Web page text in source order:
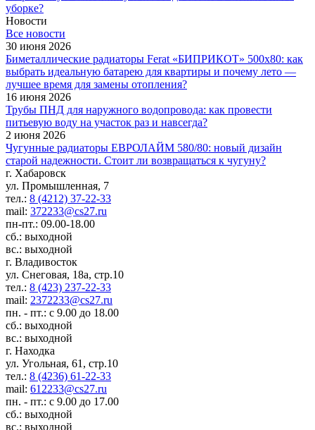
уборке?
Новости
Все новости
30 июня 2026
Биметаллические радиаторы Ferat «БИПРИКОТ» 500x80: как
выбрать идеальную батарею для квартиры и почему лето —
лучшее время для замены отопления?
16 июня 2026
Трубы ПНД для наружного водопровода: как провести
питьевую воду на участок раз и навсегда?
2 июня 2026
Чугунные радиаторы ЕВРОЛАЙМ 580/80: новый дизайн
старой надежности. Стоит ли возвращаться к чугуну?
г. Хабаровск
ул. Промышленная, 7
тел.: 8 (4212) 37-22-33
mail: 372233@cs27.ru
пн-пт.: 09.00-18.00
сб.: выходной
вс.: выходной
г. Владивосток
ул. Снеговая, 18а, стр.10
тел.: 8 (423) 237-22-33
mail: 2372233@cs27.ru
пн. - пт.: с 9.00 до 18.00
сб.: выходной
вс.: выходной
г. Находка
ул. Угольная, 61, стр.10
тел.: 8 (4236) 61-22-33
mail: 612233@cs27.ru
пн. - пт.: с 9.00 до 17.00
сб.: выходной
вс.: выходной